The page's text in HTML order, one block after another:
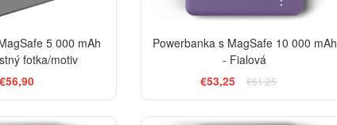
5 000 mAh
fotka/motiv
Powerbanka s MagSafe 10 000 mAh
- Fialová
€53,25
€61,25